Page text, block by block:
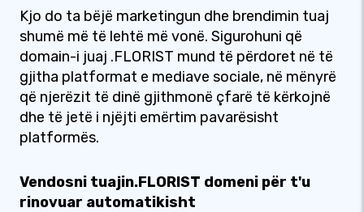
Kjo do ta bëjë marketingun dhe brendimin tuaj
shumë më të lehtë më vonë. Sigurohuni që
domain-i juaj .FLORIST mund të përdoret në të
gjitha platformat e mediave sociale, në mënyrë
që njerëzit të dinë gjithmonë çfarë të kërkojnë
dhe të jetë i njëjti emërtim pavarësisht
platformës.
Vendosni tuajin.FLORIST domeni për t'u
rinovuar automatikisht